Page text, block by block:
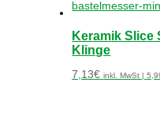
Keramik Slice
Klinge
7,13€ inkl. MwSt |